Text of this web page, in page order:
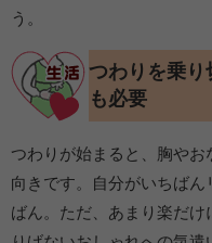
う。
つわりを乗り
も必要
つわりが始まると、胸や
向きです。自分がいちば
ばん。ただ、あまり楽だ